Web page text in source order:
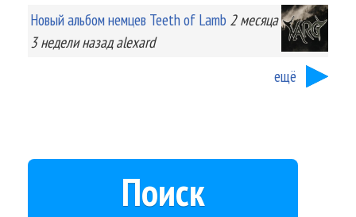
Новый альбом немцев Teeth of Lamb 2 месяца
3 неделиназад alexard
ещё
Поиск